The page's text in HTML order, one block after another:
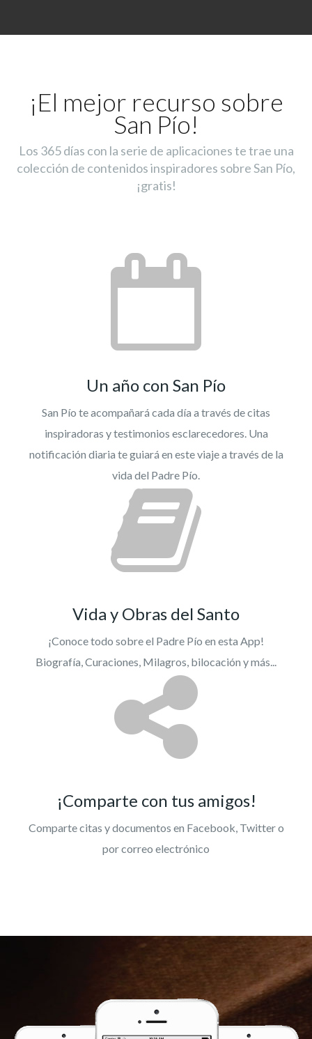
¡El mejor recurso sobre
San Pío!
Los 365 días con la serie de aplicaciones te trae una
colección de contenidos inspiradores sobre San Pío,
¡gratis!
Un año con San Pío
San Pío te acompañará cada día a través de citas
inspiradoras y testimonios esclarecedores. Una
notificación diaria te guiará en este viaje a través de la
vida del Padre Pío.
Vida y Obras del Santo
¡Conoce todo sobre el Padre Pío en esta App!
Biografía, Curaciones, Milagros, bilocación y más...
¡Comparte con tus amigos!
Comparte citas y documentos en Facebook, Twitter o
por correo electrónico